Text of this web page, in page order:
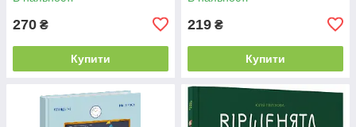
270 ₴
Купити
219 ₴
Купити